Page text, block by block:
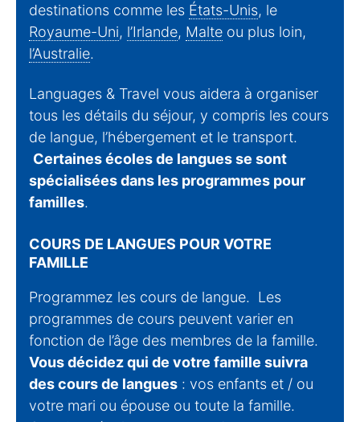
destinations comme les États-Unis, le
Royaume-Uni, l’Irlande, Malte ou plus loin,
l’Australie.
Languages & Travel vous aidera à organiser
tous les détails du séjour, y compris les cours
de langue, l’hébergement et le transport.
Certaines écoles de langues se sont
spécialisées dans les programmes pour
familles.
COURS DE LANGUES POUR VOTRE
FAMILLE
Programmez les cours de langue. Les
programmes de cours peuvent varier en
fonction de l’âge des membres de la famille.
Vous décidez qui de votre famille suivra
des cours de langues : vos enfants et / ou
votre mari ou épouse ou toute la famille.